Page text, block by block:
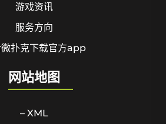
游戏资讯
服务方向
扑克下载官方app
网站地图
– XML